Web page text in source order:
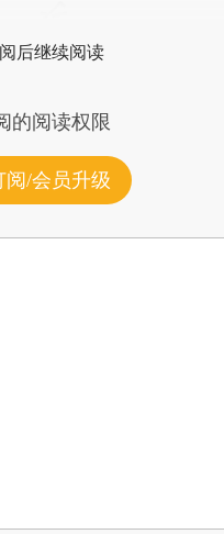
后继续阅读
的阅读权限
阅/会员升级